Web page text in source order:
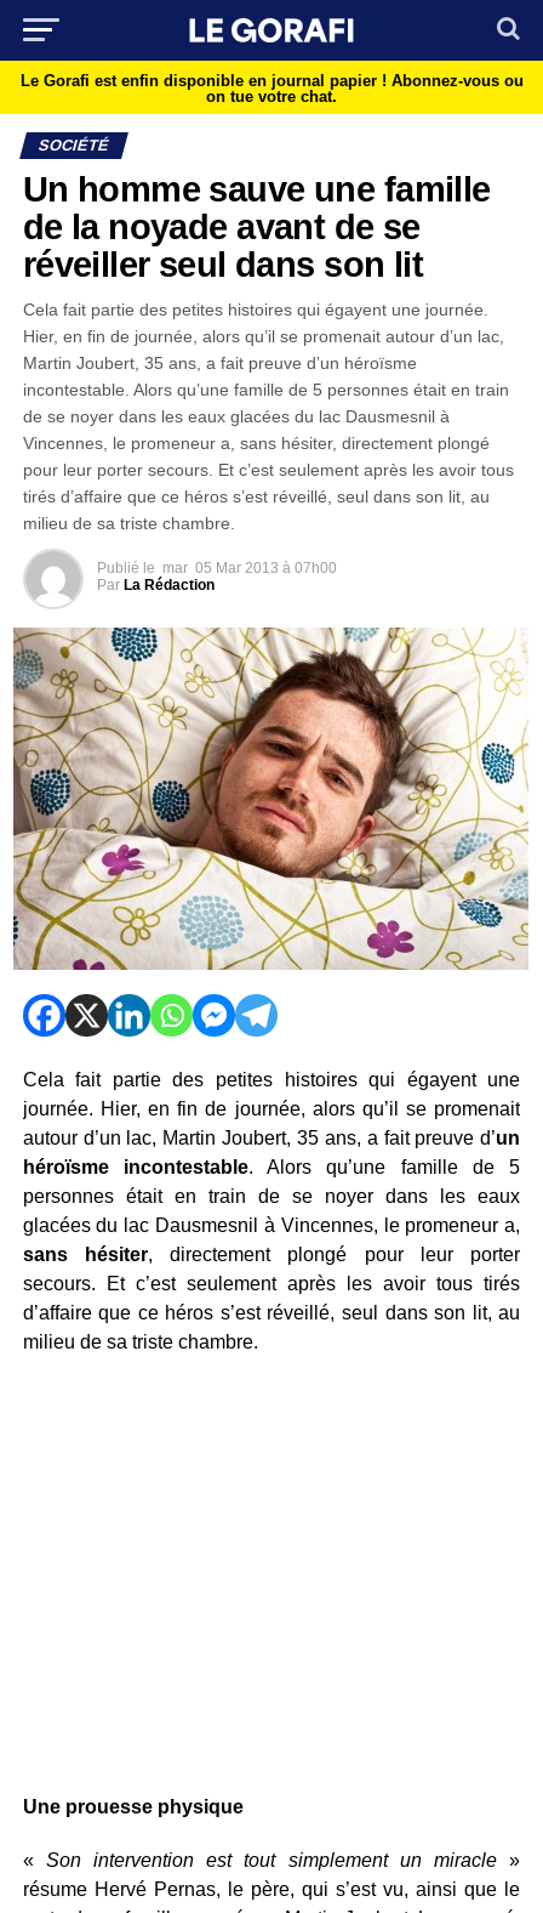
Le Gorafi est enfin disponible en journal papier ! Abonnez-vous ou
on tue votre chat.
SOCIÉTÉ
Un homme sauve une famille
de la noyade avant de se
réveiller seul dans son lit
Cela fait partie des petites histoires qui égayent une journée.
Hier, en fin de journée, alors qu’il se promenait autour d’un lac,
Martin Joubert, 35 ans, a fait preuve d’un héroïsme
incontestable. Alors qu’une famille de 5 personnes était en train
de se noyer dans les eaux glacées du lac Dausmesnil à
Vincennes, le promeneur a, sans hésiter, directement plongé
pour leur porter secours. Et c’est seulement après les avoir tous
tirés d’affaire que ce héros s’est réveillé, seul dans son lit, au
milieu de sa triste chambre.
Publié le mar 05 Mar 2013 à 07h00
Par La Rédaction
Cela fait partie des petites histoires qui égayent une
journée. Hier, en fin de journée, alors qu’il se promenait
autour d’un lac, Martin Joubert, 35 ans, a fait preuve d’un
héroïsme incontestable. Alors qu’une famille de 5
personnes était en train de se noyer dans les eaux
glacées du lac Dausmesnil à Vincennes, le promeneur a,
sans hésiter, directement plongé pour leur porter
secours. Et c’est seulement après les avoir tous tirés
d’affaire que ce héros s’est réveillé, seul dans son lit, au
milieu de sa triste chambre.
Une prouesse physique
«Son intervention est tout simplement un miracle »
résume Hervé Pernas, le père, qui s’est vu, ainsi que le